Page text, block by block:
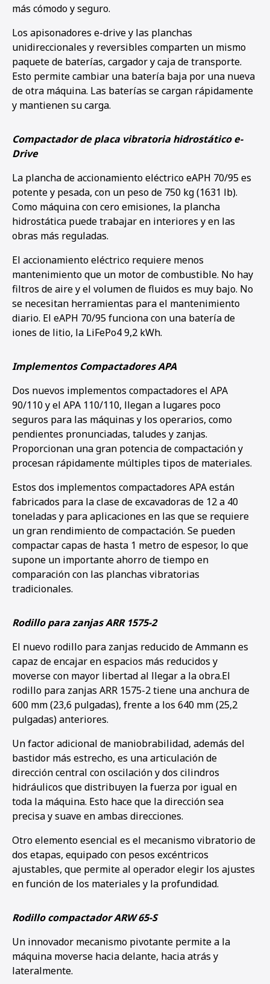
más cómodo y seguro.
Los apisonadores e-drive y las planchas
unidireccionales y reversibles comparten un mismo
paquete de baterías, cargador y caja de transporte.
Esto permite cambiar una batería baja por una nueva
de otra máquina. Las baterías se cargan rápidamente
y mantienen su carga.
Compactador de placa vibratoria hidrostático e-
Drive
La plancha de accionamiento eléctrico eAPH 70/95 es
potente y pesada, con un peso de 750 kg (1631 lb).
Como máquina con cero emisiones, la plancha
hidrostática puede trabajar en interiores y en las
obras más reguladas.
El accionamiento eléctrico requiere menos
mantenimiento que un motor de combustible. No hay
filtros de aire y el volumen de fluidos es muy bajo. No
se necesitan herramientas para el mantenimiento
diario. El eAPH 70/95 funciona con una batería de
iones de litio, la LiFePo4 9,2 kWh.
Implementos Compactadores APA
Dos nuevos implementos compactadores el APA
90/110 y el APA 110/110, llegan a lugares poco
seguros para las máquinas y los operarios, como
pendientes pronunciadas, taludes y zanjas.
Proporcionan una gran potencia de compactación y
procesan rápidamente múltiples tipos de materiales.
Estos dos implementos compactadores APA están
fabricados para la clase de excavadoras de 12 a 40
toneladas y para aplicaciones en las que se requiere
un gran rendimiento de compactación. Se pueden
compactar capas de hasta 1 metro de espesor, lo que
supone un importante ahorro de tiempo en
comparación con las planchas vibratorias
tradicionales.
Rodillo para zanjas ARR 1575-2
El nuevo rodillo para zanjas reducido de Ammann es
capaz de encajar en espacios más reducidos y
moverse con mayor libertad al llegar a la obra.El
rodillo para zanjas ARR 1575-2 tiene una anchura de
600 mm (23,6 pulgadas), frente a los 640 mm (25,2
pulgadas) anteriores.
Un factor adicional de maniobrabilidad, además del
bastidor más estrecho, es una articulación de
dirección central con oscilación y dos cilindros
hidráulicos que distribuyen la fuerza por igual en
toda la máquina. Esto hace que la dirección sea
precisa y suave en ambas direcciones.
Otro elemento esencial es el mecanismo vibratorio de
dos etapas, equipado con pesos excéntricos
ajustables, que permite al operador elegir los ajustes
en función de los materiales y la profundidad.
Rodillo compactador ARW 65-S
Un innovador mecanismo pivotante permite a la
máquina moverse hacia delante, hacia atrás y
lateralmente.